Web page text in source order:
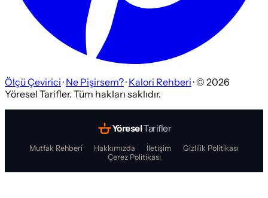
Ölçü Çevirici · Ne Pişirsem?· Kalori Rehberi · © 2026
Yöresel Tarifler. Tüm hakları saklıdır.
YöreselTarifler
Mutfak Rehberi Hakkımızda İletişim
Gizlilik Politikası
Çerez Politikası